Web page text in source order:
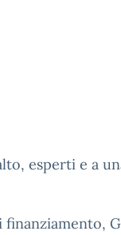
esperti e a